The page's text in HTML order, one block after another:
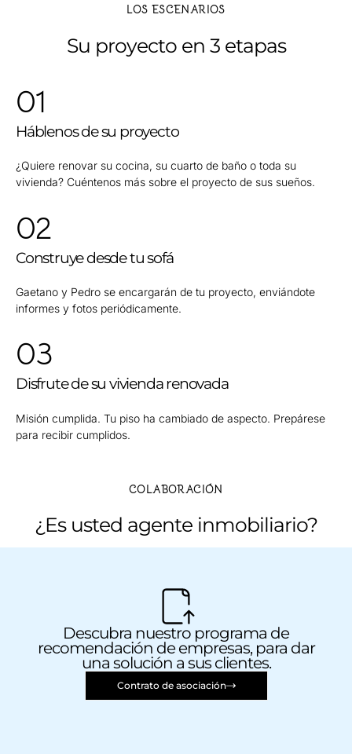
LOS ESCENARIOS
Su proyecto en 3 etapas
01
Háblenos de su proyecto
¿Quiere renovar su cocina, su cuarto de baño o toda su
vivienda? Cuéntenos más sobre el proyecto de sus sueños.
02
Construye desde tu sofá
Gaetano y Pedro se encargarán de tu proyecto, enviándote
informes y fotos periódicamente.
03
Disfrute de su vivienda renovada
Misión cumplida. Tu piso ha cambiado de aspecto. Prepárese
para recibir cumplidos.
COLABORACIÓN
¿Es usted agente inmobiliario?
Descubra nuestro programa de
recomendación de empresas, para dar
una solución a sus clientes.
Contrato de asociación